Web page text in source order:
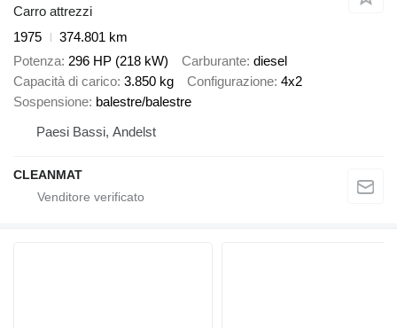
Carro attrezzi
1975
374.801 km
Potenza 296 HP (218 kW) Carburante diesel
Capacità di carico 3.850 kg Configurazione 4x2
Sospensione balestre/balestre
Paesi Bassi, Andelst
CLEANMAT